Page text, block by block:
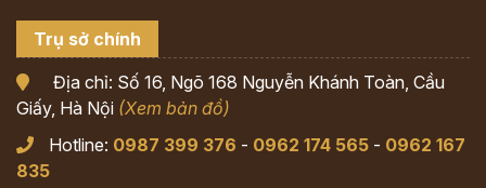
Trụ sở chính
Địa chỉ: Số 16, Ngõ 168 Nguyễn Khánh Toàn, Cầu
Giấy, Hà Nội (Xem bản đồ)
Hotline: 0987 399 376 - 0962 174 565 - 0962 167
835